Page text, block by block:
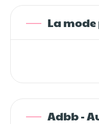
La
Adbb -